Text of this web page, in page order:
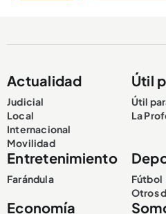
Actualidad
Judicial
Local
Internacional
Movilidad
Útil
Útil
La
Entretenimiento
Farándula
Fútbol
Otros
Economía